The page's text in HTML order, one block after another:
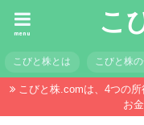
こ
menu
こびと株とは こびと株
こびと株.comは、4つの
お